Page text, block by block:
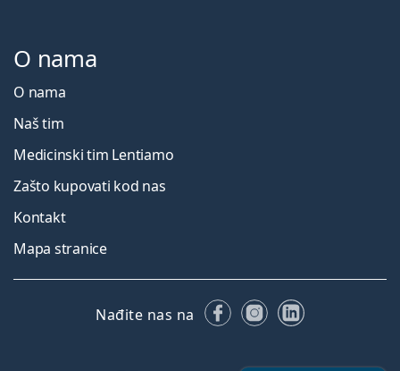
O nama
O nama
Naš tim
Medicinski tim Lentiamo
Zašto kupovati kod nas
Kontakt
Mapa stranice
Nađite nas na FacebookuInstagramu
LinkedIn